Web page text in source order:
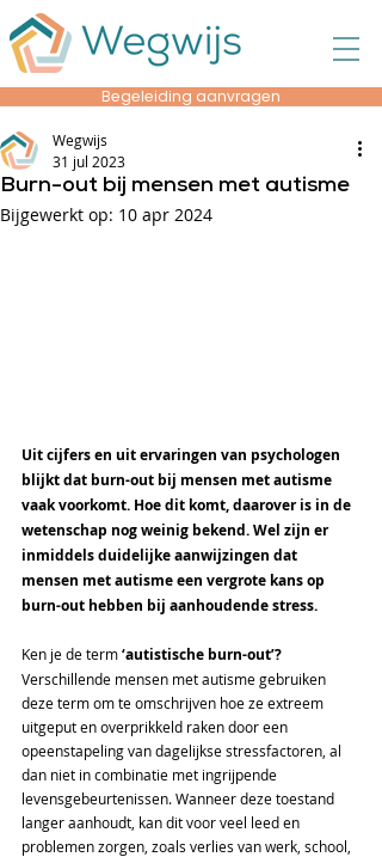
Begeleiding aanvragen
Burn-out bij mensen met autisme
Wegwijs
31 jul 2023
Bijgewerkt op: 10 apr 2024
Uit cijfers en uit ervaringen van psychologen
blijkt dat burn-out bij mensen met autisme
vaak voorkomt. Hoe dit komt, daarover is in de
wetenschap nog weinig bekend. Wel zijn er
inmiddels duidelijke aanwijzingen dat
mensen met autisme een vergrote kans op
burn-out hebben bij aanhoudende stress.
Ken je de term ‘autistische burn-out’?
Verschillende mensen met autisme gebruiken
deze term om te omschrijven hoe ze extreem
uitgeput en overprikkeld raken door een
opeenstapeling van dagelijkse stressfactoren, al
dan niet in combinatie met ingrijpende
levensgebeurtenissen. Wanneer deze toestand
langer aanhoudt, kan dit voor veel leed en
problemen zorgen, zoals verlies van werk, school,